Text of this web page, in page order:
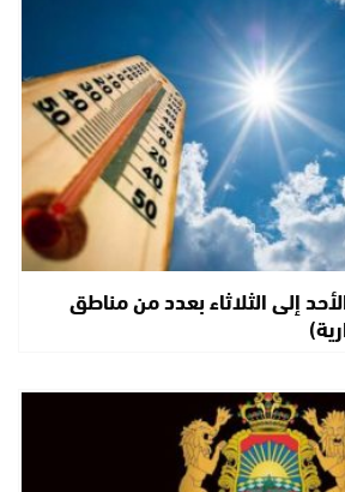
إلى الثلاثاء بعدد من مناطق